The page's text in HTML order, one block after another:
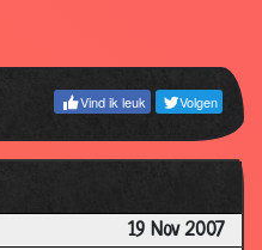
Vind ik leuk Volgen
19 Nov 2007
3.64
3.16
3.06